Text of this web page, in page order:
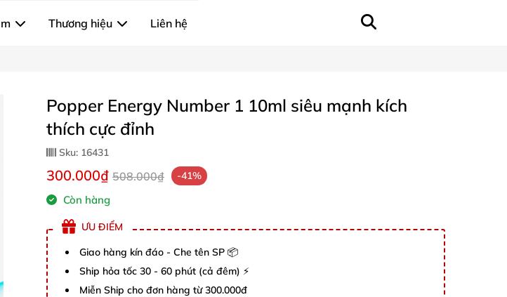
Thương hiệu Liên hệ
Popper Energy Number 1 10ml siêu mạnh kích
thích cực đỉnh
Sku: 16431
300.000₫ 508.000₫ -41%
Còn hàng
ƯU ĐIỂM
Giao hàng kín đáo - Che tên SP 📦
Ship hỏa tốc 30 - 60 phút (cả đêm) ⚡
Miễn Ship cho đơn hàng từ 300.000đ